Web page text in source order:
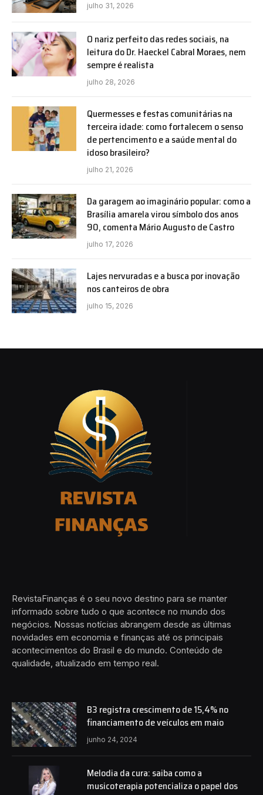
julho 31, 2026
O nariz perfeito das redes sociais, na
leitura do Dr. Haeckel Cabral Moraes, nem
sempre é realista
julho 28, 2026
Quermesses e festas comunitárias na
terceira idade: como fortalecem o senso
de pertencimento e a saúde mental do
idoso brasileiro?
julho 21, 2026
Da garagem ao imaginário popular: como a
Brasília amarela virou símbolo dos anos
90, comenta Mário Augusto de Castro
julho 17, 2026
Lajes nervuradas e a busca por inovação
nos canteiros de obra
julho 15, 2026
RevistaFinanças é o seu novo destino para se manter
informado sobre tudo o que acontece no mundo dos
negócios. Nossas notícias abrangem desde as últimas
novidades em economia e finanças até os principais
acontecimentos do Brasil e do mundo. Conteúdo de
qualidade, atualizado em tempo real.
B3 registra crescimento de 15,4% no
financiamento de veículos em maio
junho 24, 2024
Melodia da cura: saiba como a
musicoterapia potencializa o papel dos